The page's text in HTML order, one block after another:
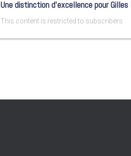
Une distinction d’excellence pour Gilles
This content is restricted to subscribers